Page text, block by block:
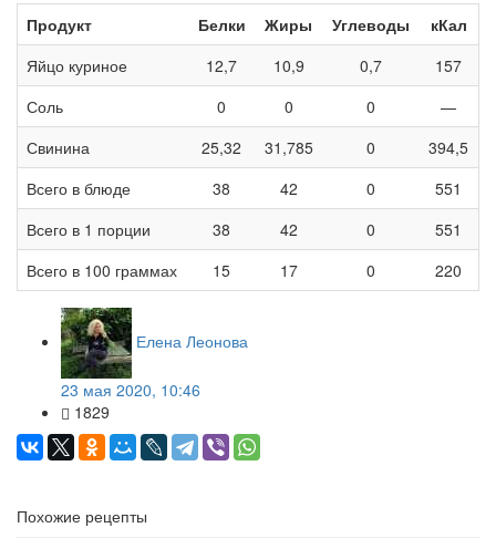
Продукт Белки Жиры Углеводы
кКал
Яйцо куриное
12,7 10,9 0,7
157
Соль
0 0 0
—
Свинина
25,32 31,785 0
394,5
Всего в блюде
38 42 0
551
Всего в 1 порции
38 42 0
551
Всего в 100 граммах
15 17 0 220
Елена Леонова
23 мая 2020, 10:46
1829
Похожие рецепты